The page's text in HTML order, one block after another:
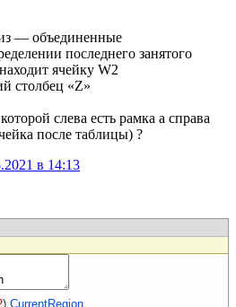
— объединенные
последнего занятого
ячейку W2
столбец «Z»
слева есть рамка а справа
после таблицы) ?
в 14:13
).CurrentRegion